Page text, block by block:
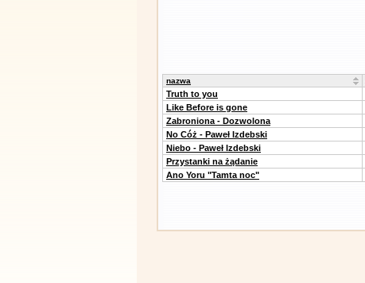
nazwa
Truth to you
Like Before is gone
Zabroniona - Dozwolona
No Cóż - Paweł Izdebski
Niebo - Paweł Izdebski
Przystanki na żądanie
Ano Yoru "Tamta noc"